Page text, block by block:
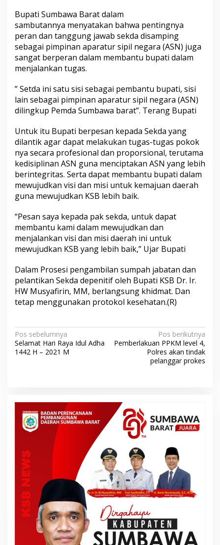
Bupati Sumbawa Barat dalam
sambutannya menyatakan bahwa pentingnya
peran dan tanggung jawab sekda disamping
sebagai pimpinan aparatur sipil negara (ASN) juga
sangat berperan dalam membantu bupati dalam
menjalankan tugas.
” Setda ini satu sisi sebagai pembantu bupati, sisi
lain sebagai pimpinan aparatur sipil negara (ASN)
dilingkup Pemda Sumbawa barat”. Terang Bupati
Untuk itu Bupati berpesan kepada Sekda yang
dilantik agar dapat melakukan tugas-tugas pokok
nya secara profesional dan proporsional, terutama
kedisiplinan ASN guna menciptakan ASN yang lebih
berintegritas. Serta dapat membantu bupati dalam
mewujudkan visi dan misi untuk kemajuan daerah
guna mewujudkan KSB lebih baik.
“Pesan saya kepada pak sekda, untuk dapat
membantu kami dalam mewujudkan dan
menjalankan visi dan misi daerah ini untuk
mewujudkan KSB yang lebih baik,” Ujar Bupati
Dalam Prosesi pengambilan sumpah jabatan dan
pelantikan Sekda depenitif oleh Bupati KSB Dr. Ir.
HW Musyafirin, MM, berlangsung khidmat. Dan
tetap menggunakan protokol kesehatan.(R)
N
a
a
o
Pos sebelumnya
Selamat Hari Raya Idul Adha
1442 H – 2021 M
Pos berikutnya
Pemberlakuan PPKM level 4,
Polres akan tindak
pelanggar prokes